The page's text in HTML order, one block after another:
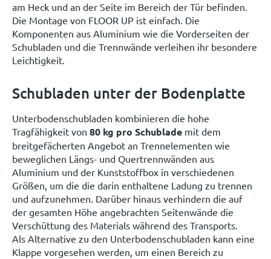
am Heck und an der Seite im Bereich der Tür befinden.
Die Montage von FLOOR UP ist einfach. Die
Komponenten aus Aluminium wie die Vorderseiten der
Schubladen und die Trennwände verleihen ihr besondere
Leichtigkeit.
Schubladen unter der Bodenplatte
Unterbodenschubladen kombinieren die hohe
Tragfähigkeit von 80 kg pro Schublade mit dem
breitgefächerten Angebot an Trennelementen wie
beweglichen Längs- und Quertrennwänden aus
Aluminium und der Kunststoffbox in verschiedenen
Größen, um die die darin enthaltene Ladung zu trennen
und aufzunehmen. Darüber hinaus verhindern die auf
der gesamten Höhe angebrachten Seitenwände die
Verschüttung des Materials während des Transports.
Als Alternative zu den Unterbodenschubladen kann eine
Klappe vorgesehen werden, um einen Bereich zu